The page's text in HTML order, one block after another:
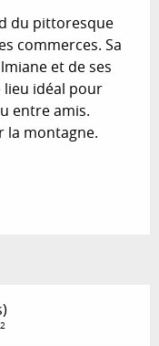
du pittoresque
commerces. Sa
et de ses
lieu idéal pour
entre amis.
la montagne.
2